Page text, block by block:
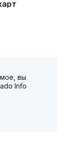
вы
Info